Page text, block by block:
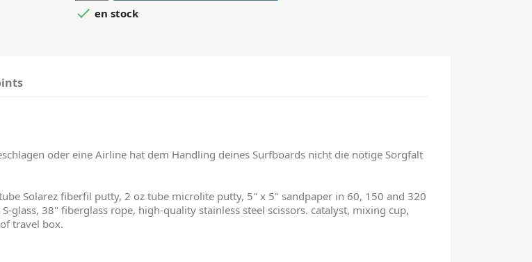
 en stock
oder eine Airline hat dem Handling deines Surfboards nicht die nötige Sorgfalt
Solarez fiberfil putty, 2 oz tube microlite putty, 5" x 5" sandpaper in 60, 150 and 320
glass, 38" fiberglass rope, high-quality stainless steel scissors. catalyst, mixing cup,
travel box.